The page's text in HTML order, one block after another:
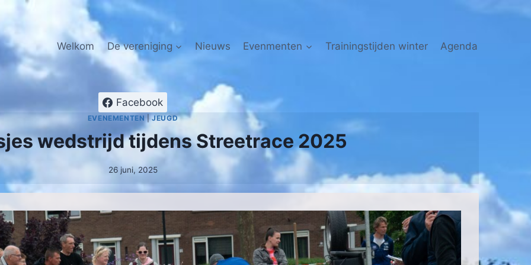
Welkom De vereniging Nieuws Evenmenten Trainingstijden winter Agenda
Facebook
EVENEMENTEN |JEUGD
wedstrijd tijdens Streetrace 2025
26 juni, 2025